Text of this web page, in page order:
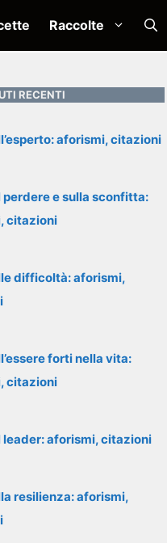
Raccolte
RECENTI
aforismi, citazioni
perdere e sulla sconfitta:
citazioni
difficoltà: aforismi,
forti nella vita:
citazioni
leader: aforismi, citazioni
resilienza: aforismi,